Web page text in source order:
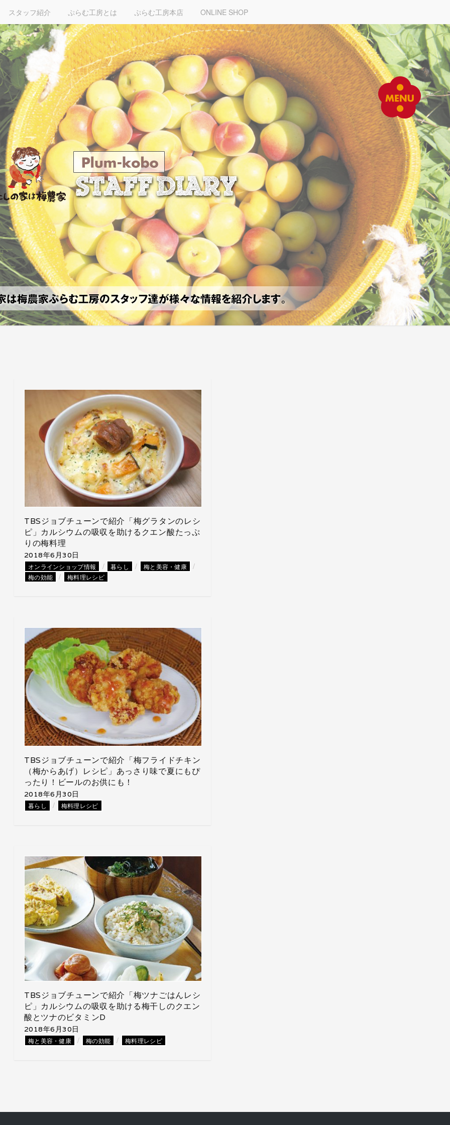
スタッフ紹介 ぷらむ工房とは ぷらむ工房本店 ONLINE SHOP
TBSジョブチューンで紹介「梅グラタンのレシ
ピ」カルシウムの吸収を助けるクエン酸たっぷ
りの梅料理
2018年6月30日
オンラインショップ情報 / 暮らし / 梅と美容・健康 /
梅の効能 / 梅料理レシピ
TBSジョブチューンで紹介「梅フライドチキン
（梅からあげ）レシピ」あっさり味で夏にもぴ
ったり！ビールのお供にも！
2018年6月30日
暮らし / 梅料理レシピ
TBSジョブチューンで紹介「梅ツナごはんレシ
ピ」カルシウムの吸収を助ける梅干しのクエン
酸とツナのビタミンD
2018年6月30日
梅と美容・健康 / 梅の効能 / 梅料理レシピ